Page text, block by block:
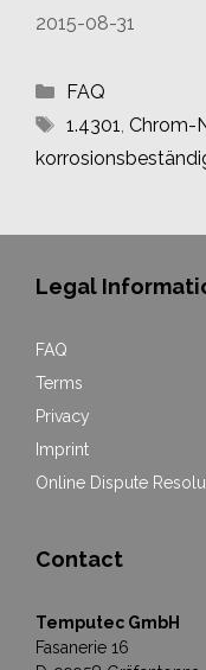
2015-08-31
Categories
FAQ
Tags
1.4301, Chrom-
Legal
FAQ
Terms
Privacy
Imprint
Online Dispute
Contact
Temputec GmbH
Fasanerie 16